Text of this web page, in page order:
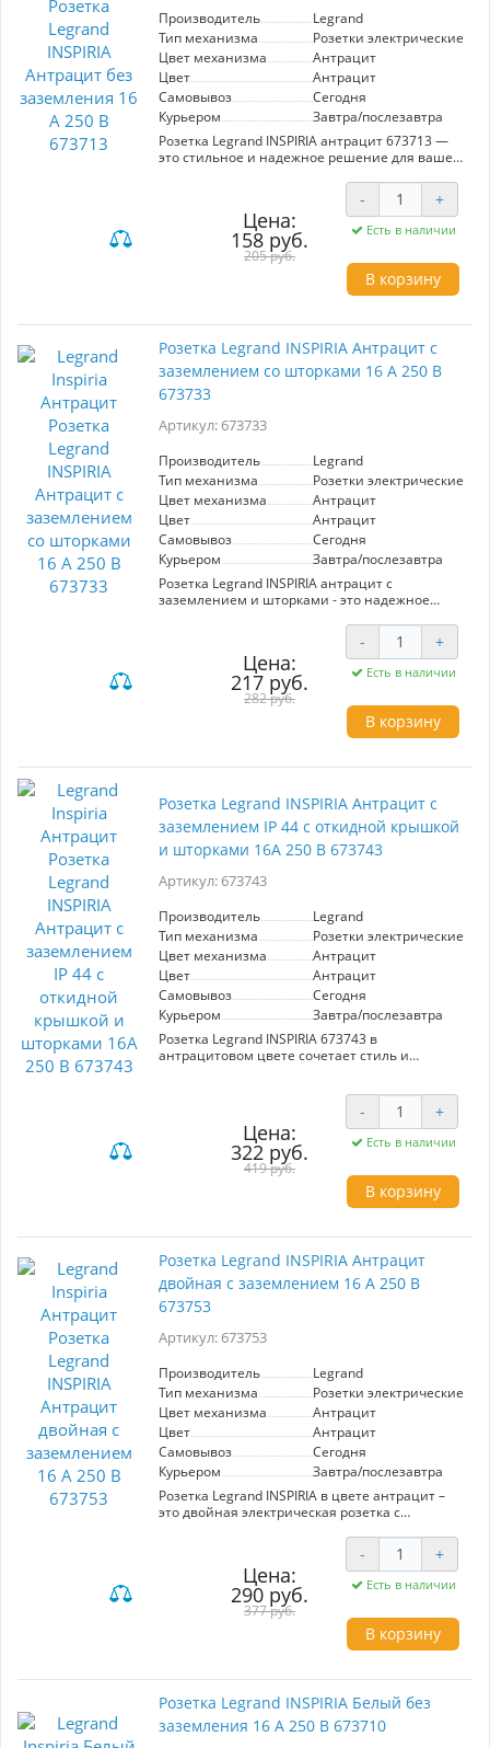
Производитель
Legrand
Тип механизма
Розетки электрические
Цвет механизма
Антрацит
Цвет
Антрацит
Самовывоз
Сегодня
Курьером
Завтра/послезавтра
Розетка Legrand INSPIRIA антрацит 673713 —
это стильное и надежное решение для вашего
антрацитовому цвету, она идеально
вписывается в современные дизайнерские
решения. Розетка рассчитана на ток 16 А и
напряжение 250 В, что обеспечивает
безопасность и стабильность в
использовании. Подходит для установки в
жилых и офисных помещениях, где не
для подключения бытовых приборов и
электроники, добавляя эстетичный штрих к
общему декору комнаты.
Цена:
158 руб.
205 руб.
- +
Есть в наличии
В корзину
Розетка Legrand INSPIRIA Антрацит с
заземлением со шторками 16 А 250 В
673733
Артикул: 673733
Производитель
Legrand
Тип механизма
Розетки электрические
Цвет механизма
Антрацит
Цвет
Антрацит
Самовывоз
Сегодня
Курьером
Завтра/послезавтра
Розетка Legrand INSPIRIA антрацит с
заземлением и шторками - это надежное
подключения электроприборов. Она
обеспечивает защиту от случайных контактов
благодаря встроенным шторкам, что делает её
идеальной для использования в домах с
детьми. Сила тока 16 А и напряжение 250 В
позволяют подключать мощные устройства,
такие как стиральные машины и
цвет гармонично впишется в современный
Подходит для использования как в жилых, так
и в коммерческих помещениях, где важна
безопасность и эстетика.
Цена:
217 руб.
282 руб.
- +
Есть в наличии
В корзину
Розетка Legrand INSPIRIA Антрацит с
заземлением IP 44 с откидной крышкой
и шторками 16А 250 В 673743
Артикул: 673743
Производитель
Legrand
Тип механизма
Розетки электрические
Цвет механизма
Антрацит
Цвет
Антрацит
Самовывоз
Сегодня
Курьером
Завтра/послезавтра
Розетка Legrand INSPIRIA 673743 в
антрацитовом цвете сочетает стиль и
дополнительной безопасности. Поддерживает
ток до 16А при напряжении 250 В. Степень
защиты IP 44 делает её идеальной для
использования в помещениях с повышенной
влажностью. Надёжный выбор для
Цена:
322 руб.
419 руб.
- +
Есть в наличии
В корзину
Розетка Legrand INSPIRIA Антрацит
двойная с заземлением 16 А 250 В
673753
Артикул: 673753
Производитель
Legrand
Тип механизма
Розетки электрические
Цвет механизма
Антрацит
Цвет
Антрацит
Самовывоз
Сегодня
Курьером
Завтра/послезавтра
Розетка Legrand INSPIRIA в цвете антрацит –
это двойная электрическая розетка с
Продукт от известного производителя Legrand
из серии INSPIRIA отличается надежностью и
стильным дизайном, идеально вписывается в
современный интерьер, обеспечивая
безопасность и функциональность.
Цена:
290 руб.
377 руб.
- +
Есть в наличии
В корзину
Розетка Legrand INSPIRIA Белый без
заземления 16 А 250 В 673710